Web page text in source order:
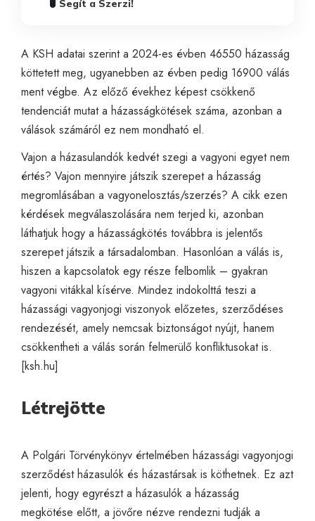
Segít a Szerzi!
A KSH adatai szerint a 2024-es évben 46550 házasság
köttetett meg, ugyanebben az évben pedig 16900 válás
ment végbe. Az előző évekhez képest csökkenő
tendenciát mutat a házasságkötések száma, azonban a
válások számáról ez nem mondható el.
Vajon a házasulandók kedvét szegi a vagyoni egyet nem
értés? Vajon mennyire játszik szerepet a házasság
megromlásában a vagyonelosztás/szerzés? A cikk ezen
kérdések megválaszolására nem terjed ki, azonban
láthatjuk hogy a házasságkötés továbbra is jelentős
szerepet játszik a társadalomban. Hasonlóan a válás is,
hiszen a kapcsolatok egy része felbomlik – gyakran
vagyoni vitákkal kísérve. Mindez indokolttá teszi a
házassági vagyonjogi viszonyok előzetes, szerződéses
rendezését, amely nemcsak biztonságot nyújt, hanem
csökkentheti a válás során felmerülő konfliktusokat is.
[ksh.hu]
Létrejötte
A Polgári Törvénykönyv értelmében házassági vagyonjogi
szerződést házasulók és házastársak is köthetnek. Ez azt
jelenti, hogy egyrészt a házasulók a házasság
megkötése előtt, a jövőre nézve rendezni tudják a